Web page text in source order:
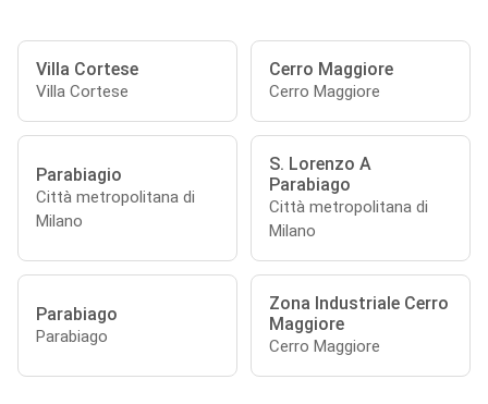
Villa Cortese
Villa Cortese
Cerro Maggiore
Cerro Maggiore
Parabiagio
Città metropolitana di
Milano
S. Lorenzo A
Parabiago
Città metropolitana di
Milano
Parabiago
Parabiago
Zona Industriale Cerro
Maggiore
Cerro Maggiore